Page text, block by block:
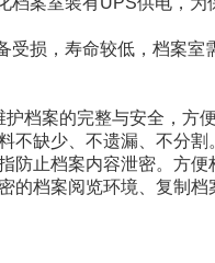
受损，寿命较低，档案
档案的完整与安全，方
不缺少、不遗漏、不分
防止档案内容泄密。方
档案阅览环境、复制档